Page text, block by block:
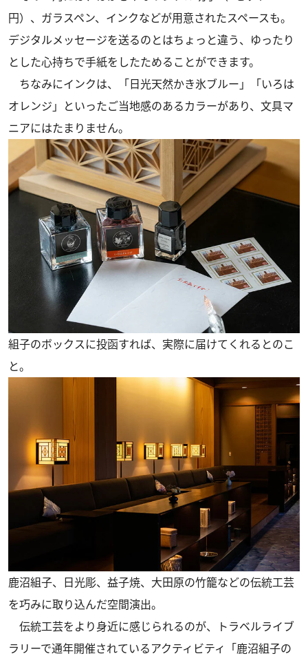
円）、ガラスペン、インクなどが用意されたスペースも。
デジタルメッセージを送るのとはちょっと違う、ゆったり
とした心持ちで手紙をしたためることができます。
ちなみにインクは、「日光天然かき氷ブルー」「いろは
オレンジ」といったご当地感のあるカラーがあり、文具マ
ニアにはたまりません。
組子のボックスに投函すれば、実際に届けてくれるとのこ
と。
鹿沼組子、日光彫、益子焼、大田原の竹籠などの伝統工芸
を巧みに取り込んだ空間演出。
伝統工芸をより身近に感じられるのが、トラベルライブ
ラリーで通年開催されているアクティビティ「鹿沼組子の